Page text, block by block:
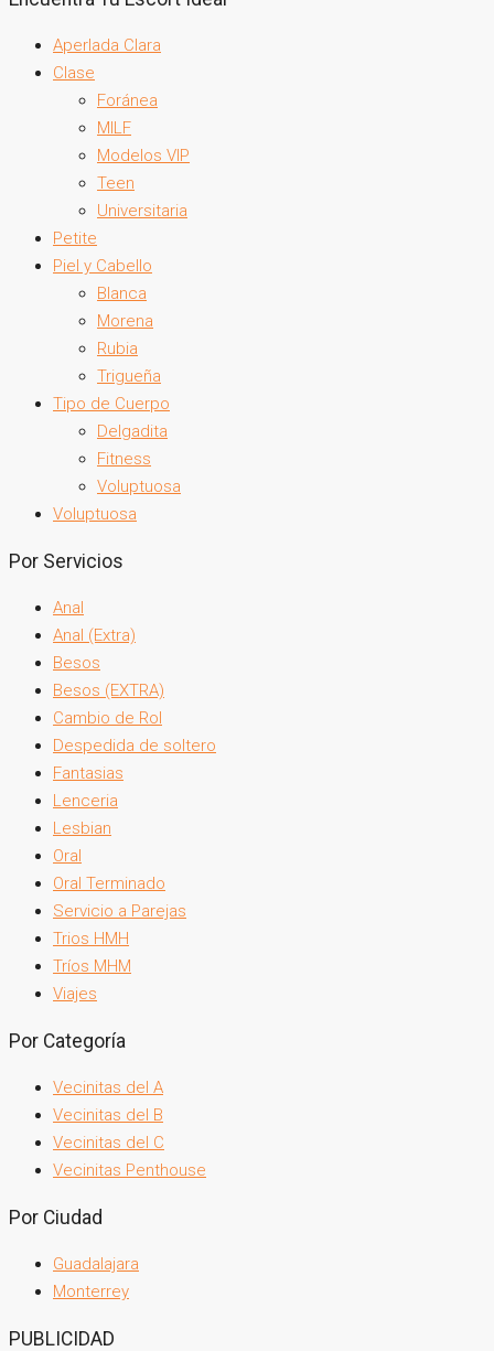
Aperlada Clara
Clase
Foránea
MILF
Modelos VIP
Teen
Universitaria
Petite
Piel y Cabello
Blanca
Morena
Rubia
Trigueña
Tipo de Cuerpo
Delgadita
Fitness
Voluptuosa
Voluptuosa
Por Servicios
Anal
Anal (Extra)
Besos
Besos (EXTRA)
Cambio de Rol
Despedida de soltero
Fantasias
Lenceria
Lesbian
Oral
Oral Terminado
Servicio a Parejas
Trios HMH
Tríos MHM
Viajes
Por Categoría
Vecinitas del A
Vecinitas del B
Vecinitas del C
Vecinitas Penthouse
Por Ciudad
Guadalajara
Monterrey
PUBLICIDAD